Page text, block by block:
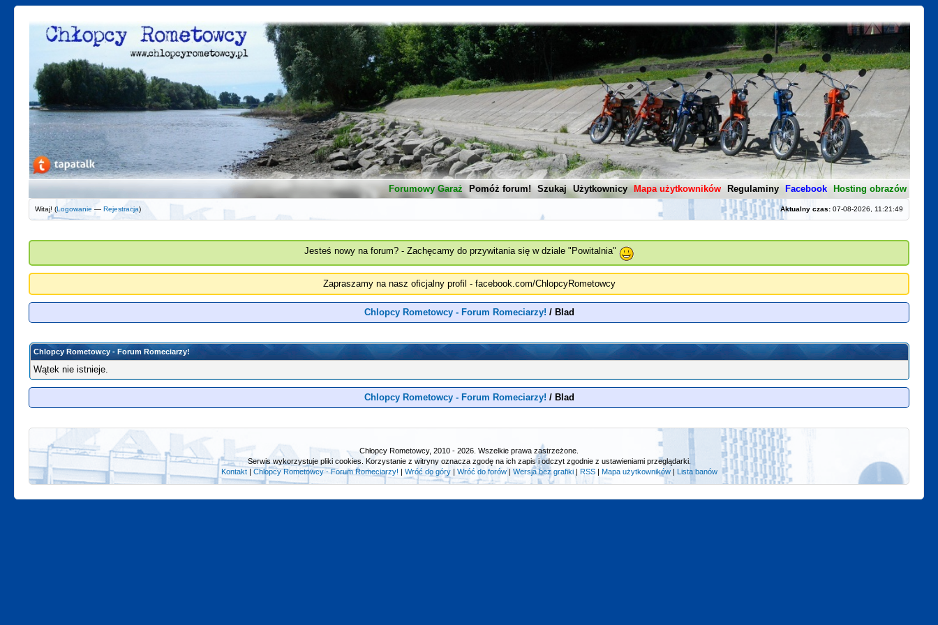
Forumowy Garaż Pomóż forum! Szukaj Użytkownicy Mapa użytkowników Regulaminy Facebook Hosting obrazów
Aktualny czas:07-08-2026, 11:21:49
Witaj! (Logowanie —Rejestracja)
Jesteś nowy na forum? - Zachęcamy do przywitania się w dziale "Powitalnia"
Zapraszamy na nasz oficjalny profil - facebook.com/ChlopcyRometowcy
Chlopcy Rometowcy - Forum Romeciarzy! / Blad
Chlopcy Rometowcy - Forum Romeciarzy!
Wątek nie istnieje.
Chlopcy Rometowcy - Forum Romeciarzy! / Blad
Chłopcy Rometowcy, 2010 - 2026. Wszelkie prawa zastrzeżone.
Serwis wykorzystuje pliki cookies. Korzystanie z witryny oznacza zgodę na ich zapis i odczyt zgodnie z ustawieniami przeglądarki.
Kontakt| Chlopcy Rometowcy - Forum Romeciarzy! Wróć do góry| Wróć do forów| Wersja bez grafiki| RSS| Mapa użytkowników| Lista banów